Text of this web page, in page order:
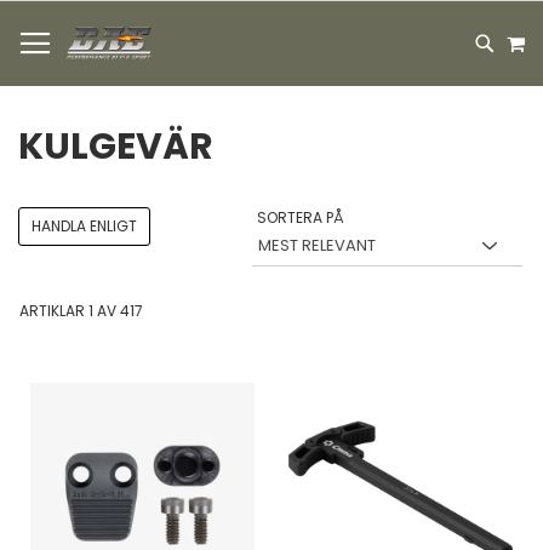
TILL
INNEHÅLLET
KULGEVÄR
ARTIKLAR 1 AV417
SORTERA PÅ
HANDLA ENLIGT